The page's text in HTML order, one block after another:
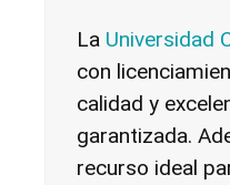
La Universidad
con
calidad y
garantizada.
recurso ideal